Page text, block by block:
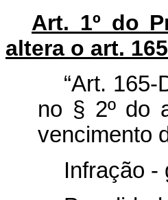
Art. 1º do
altera o art.
“Art.
no § 2º do
vencimento
Infração -